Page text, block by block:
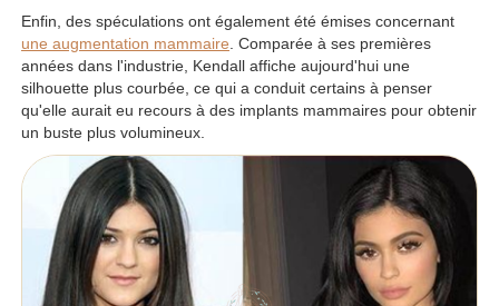
Enfin, des spéculations ont également été émises concernant
une augmentation mammaire . Comparée à ses premières
années dans l'industrie, Kendall affiche aujourd'hui une
silhouette plus courbée, ce qui a conduit certains à penser
qu'elle aurait eu recours à des implants mammaires pour obtenir
un buste plus volumineux.